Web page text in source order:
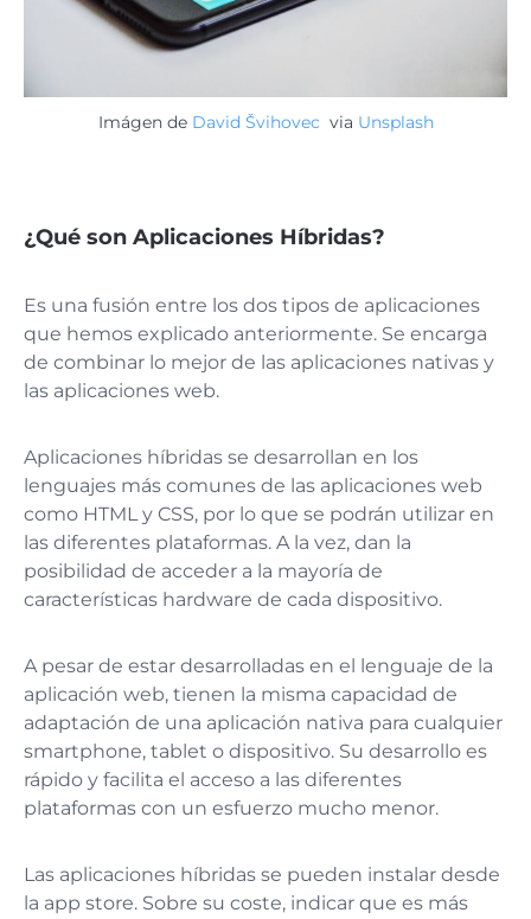
Imágen de David Švihovec via Unsplash
¿Qué son Aplicaciones Híbridas?
Es una fusión entre los dos tipos de aplicaciones
que hemos explicado anteriormente. Se encarga
de combinar lo mejor de las aplicaciones nativas y
las aplicaciones web.
Aplicaciones híbridas se desarrollan en los
lenguajes más comunes de las aplicaciones web
como HTML y CSS, por lo que se podrán utilizar en
las diferentes plataformas. A la vez, dan la
posibilidad de acceder a la mayoría de
características hardware de cada dispositivo.
A pesar de estar desarrolladas en el lenguaje de la
aplicación web, tienen la misma capacidad de
adaptación de una aplicación nativa para cualquier
smartphone, tablet o dispositivo. Su desarrollo es
rápido y facilita el acceso a las diferentes
plataformas con un esfuerzo mucho menor.
Las aplicaciones híbridas se pueden instalar desde
la app store. Sobre su coste, indicar que es más